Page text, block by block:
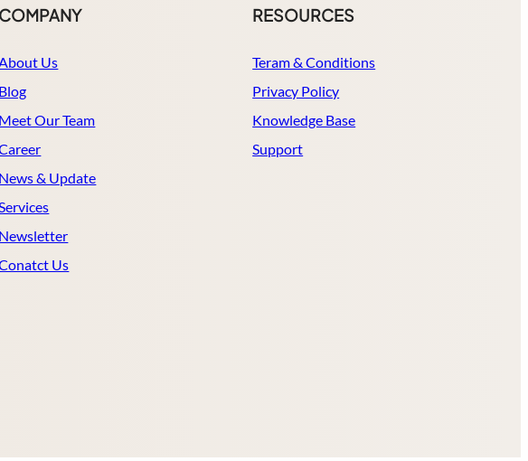
COMPANY
Us
Blog
Meet Our Team
News & Update
Newsletter
Us
RESOURCES
Teram & Conditions
Privacy Policy
Knowledge Base
Support